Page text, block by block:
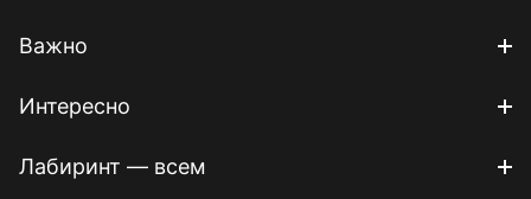
Важно
Интересно
Лабиринт — всем